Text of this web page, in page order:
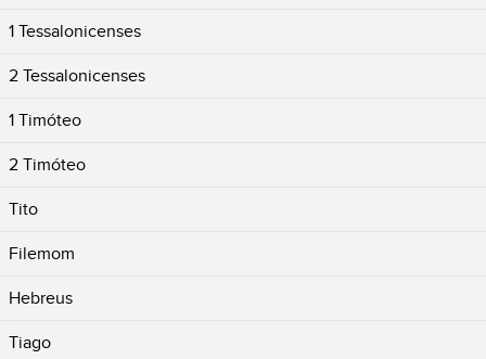
1 Tessalonicenses
2 Tessalonicenses
1 Timóteo
2 Timóteo
Tito
Filemom
Hebreus
Tiago